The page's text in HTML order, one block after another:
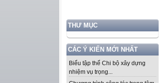
THƯ MỤC
CÁC Ý KIẾN MỚI NHẤT
Biểu tập thể Chi bộ xây dựng
nhiệm vụ trọng...